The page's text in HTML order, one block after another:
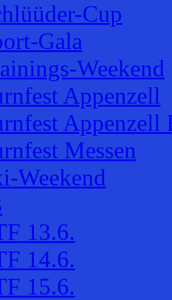
Cup
Gala
Weekend
Appenzell
Appenzell
Messen
Weekend
13.6.
14.6.
15.6.